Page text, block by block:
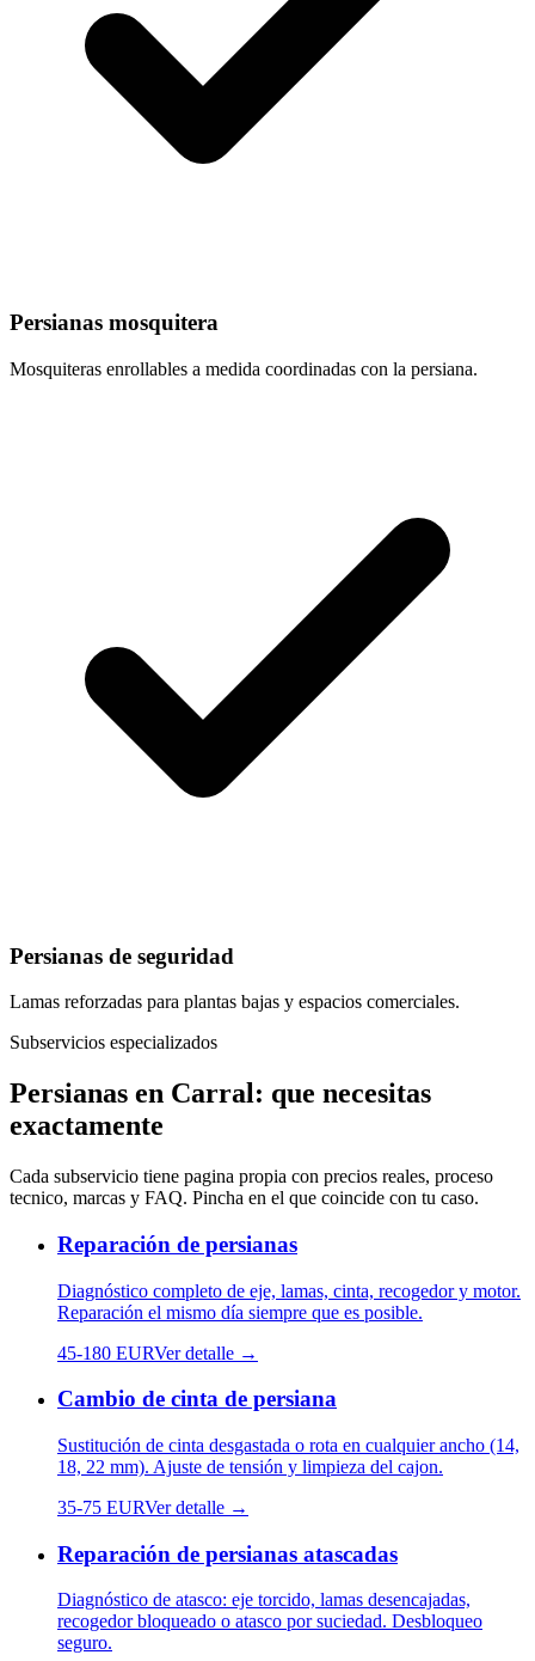
Persianas mosquitera
Mosquiteras enrollables a medida coordinadas con la persiana.
Persianas de seguridad
Lamas reforzadas para plantas bajas y espacios comerciales.
Subservicios especializados
Persianas en Carral : que necesitas
exactamente
Cada subservicio tiene pagina propia con precios reales, proceso
tecnico, marcas y FAQ. Pincha en el que coincide con tu caso.
Reparación de persianas
Diagnóstico completo de eje, lamas, cinta, recogedor y motor.
Reparación el mismo día siempre que es posible.
45-180 EURVer detalle →
Cambio de cinta de persiana
Sustitución de cinta desgastada o rota en cualquier ancho (14,
18, 22 mm). Ajuste de tensión y limpieza del cajon.
35-75 EURVer detalle →
Reparación de persianas atascadas
Diagnóstico de atasco: eje torcido, lamas desencajadas,
recogedor bloqueado o atasco por suciedad. Desbloqueo
seguro.